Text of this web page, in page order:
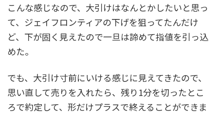
こんな感じなので、大引けはなんとかしたいと思っ
て、ジェイフロンティアの下げを狙ってたんだけ
ど、下が固く見えたので一旦は諦めて指値を引っ込
めた。
でも、大引け寸前にいける感じに見えてきたので、
思い直して売りを入れたら、残り1分を切ったとこ
ろで約定して、形だけプラスで終えることができま